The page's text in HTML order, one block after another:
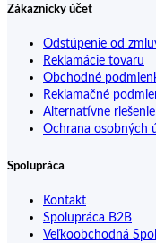
Zákaznícky účet
Odstúpenie od
Reklamácie tovaru
Obchodné
Reklamačné
Alternatívne
Ochrana osobných
Spolupráca
Kontakt
Spolupráca B2B
Veľkoobchodná